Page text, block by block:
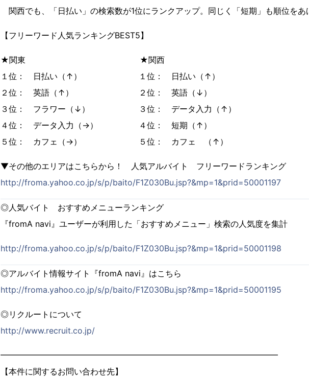
関西でも、「日払い」の検索数が1位にランクアップ。同じく「短期」も順位をあ
【フリーワード人気ランキングBEST5】
★関東 ★関西
１位： 日払い（↑） １位： 日払い（↑）
２位： 英語（↑） ２位： 英語（↓）
３位： フラワー（↓） ３位： データ入力（↑）
４位： データ入力（→） ４位： 短期（↑）
５位： カフェ（→） ５位： カフェ （↑）
▼その他のエリアはこちらから！ 人気アルバイト フリーワードランキング
http://froma.yahoo.co.jp/s/p/baito/F1Z030Bu.jsp?&mp=1&prid=50001197
◎人気バイト おすすめメニューランキング
『fromA navi』ユーザーが利用した「おすすめメニュー」検索の人気度を集計
http://froma.yahoo.co.jp/s/p/baito/F1Z030Bu.jsp?&mp=1&prid=50001198
◎アルバイト情報サイト『fromA navi』はこちら
http://froma.yahoo.co.jp/s/p/baito/F1Z030Bu.jsp?&mp=1&prid=50001195
◎リクルートについて
http://www.recruit.co.jp/
━━━━━━━━━━━━━━━━━━━━━━━━━━━━━━━━━━
【本件に関するお問い合わせ先】